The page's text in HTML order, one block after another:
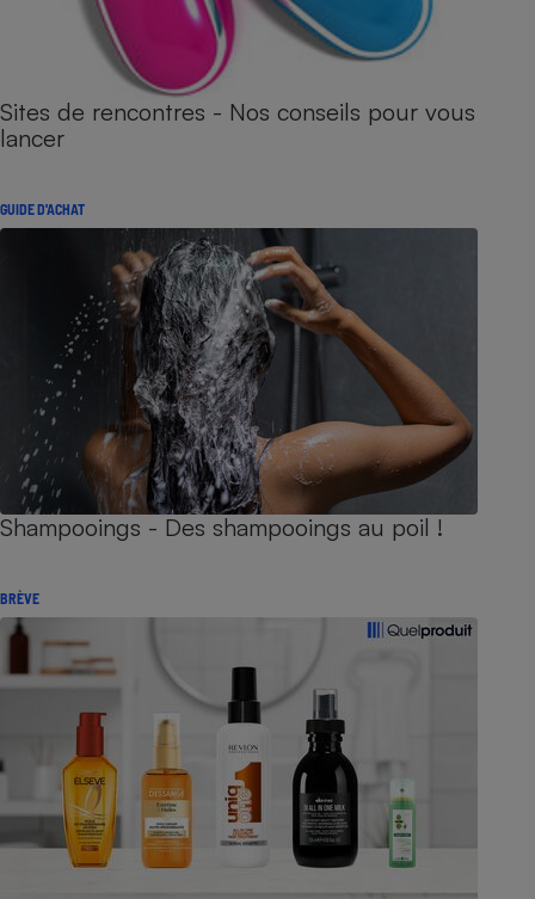
Sites de rencontres - Nos conseils pour vous
lancer
GUIDE D'ACHAT
Shampooings - Des shampooings au poil !
BRÈVE